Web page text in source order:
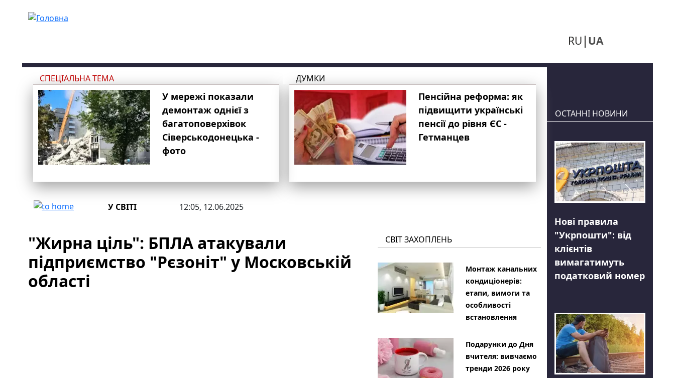
RU UA
СПЕЦІАЛЬНА ТЕМА
У мережі показали
демонтаж однієї з
багатоповерхівок
Сіверськодонецька -
фото
ДУМКИ
Пенсійна реформа: як
підвищити українські
пенсії до рівня ЄС -
Гетманцев
У СВІТІ 12:05, 12.06.2025
"Жирна ціль": БПЛА атакували
підприємство "Рєзоніт" у Московській
області
СВІТ ЗАХОПЛЕНЬ
Монтаж канальних
кондиціонерів:
етапи, вимоги та
особливості
встановлення
Подарунки до Дня
вчителя: вивчаємо
тренди 2026 року
ОСТАННІ НОВИНИ
Нові правила
"Укрпошти": від
клієнтів
вимагатимуть
податковий номер